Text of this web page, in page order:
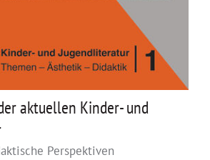
aktuellen Kinder- und
Perspektiven